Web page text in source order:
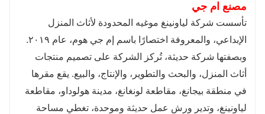
مصنع ام جي
تأسست شركة لياونينغ موغيه المحدودة لأثاث المنزل
الإبداعي، والمعروفة اختصارًا باسم إم جي هوم، عام ٢٠١٩.
وبصفتها شركة حديثة، تُركز الشركة على تصميم منتجات
أثاث المنزل، والبحث والتطوير، والإنتاج، والبيع. يقع مقرها
في منطقة بيجانغ، مقاطعة لونغانغ، مدينة هولوداو، مقاطعة
لياونينغ، وتدير ورش عمل حديثة وموحدة، تغطي مساحة